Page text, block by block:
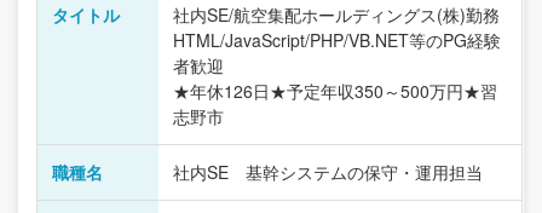
タイトル
社内SE/航空集配ホールディングス(株)勤務
HTML/JavaScript/PHP/VB.NET等のPG経験
者歓迎
★年休126日★予定年収350～500万円★習
志野市
職種名 社内SE 基幹システムの保守・運用担当